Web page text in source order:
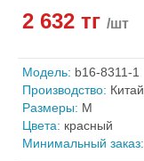
2 632 тг /шт
Модель: b16-8311-1
Производство: Китай
Размеры: M
Цвета: красный
Минимальный заказ: